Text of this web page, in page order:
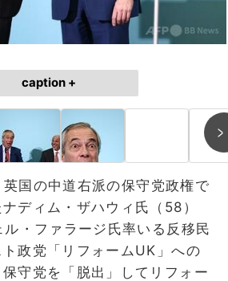
caption +
英国の中道右派の保守党政権で
ディム・ザハウィ氏（58）
・ファラージ氏率いる反移民
政党「リフォームUK」への
守党を「脱出」してリフォー